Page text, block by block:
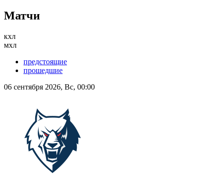
Матчи
кхл
мхл
предстоящие
прошедшие
06 сентября 2026, Вс, 00:00